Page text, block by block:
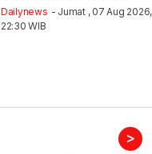
Dailynews - Jumat , 07 Aug 2026,
22:30 WIB
>